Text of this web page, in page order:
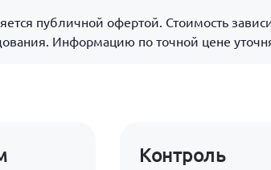
публичной офертой. Стоимость
Информацию по точной цене
Контроль